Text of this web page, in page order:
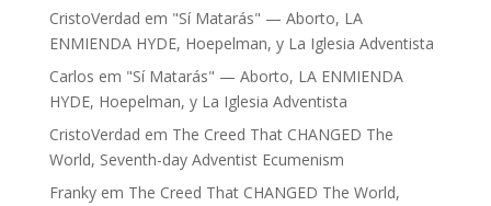
CristoVerdad em "Sí Matarás" — Aborto, LA
ENMIENDA HYDE, Hoepelman, y La Iglesia Adventista
Carlos em "Sí Matarás" — Aborto, LA ENMIENDA
HYDE, Hoepelman, y La Iglesia Adventista
CristoVerdad em The Creed That CHANGED The
World, Seventh-day Adventist Ecumenism
Frankyem The Creed That CHANGED The World,